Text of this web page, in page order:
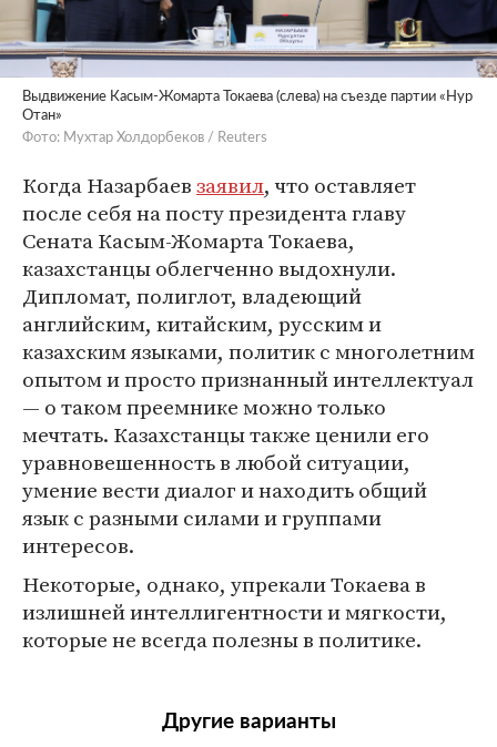
Выдвижение Касым-Жомарта Токаева (слева) на съезде партии «Нур
Отан»
Фото: Мухтар Холдорбеков / Reuters
Когда Назарбаевзаявил, что оставляет
после себя на посту президента главу
Сената Касым-Жомарта Токаева,
казахстанцы облегченно выдохнули.
Дипломат, полиглот, владеющий
английским, китайским, русским и
казахским языками, политик с многолетним
опытом и просто признанный интеллектуал
— о таком преемнике можно только
мечтать. Казахстанцы также ценили его
уравновешенность в любой ситуации,
умение вести диалог и находить общий
язык с разными силами и группами
интересов.
Некоторые, однако, упрекали Токаева в
излишней интеллигентности и мягкости,
которые не всегда полезны в политике.
Другие варианты